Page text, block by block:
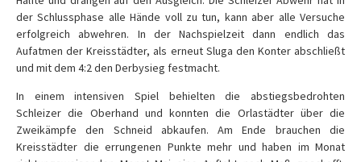
der Schlussphase alle Hände voll zu tun, kann aber alle Versuche
erfolgreich abwehren. In der Nachspielzeit dann endlich das
Aufatmen der Kreisstädter, als erneut Sluga den Konter abschließt
und mit dem 4:2 den Derbysieg festmacht.
In einem intensiven Spiel behielten die abstiegsbedrohten
Schleizer die Oberhand und konnten die Orlastädter über die
Zweikämpfe den Schneid abkaufen. Am Ende brauchen die
Kreisstädter die errungenen Punkte mehr und haben im Monat